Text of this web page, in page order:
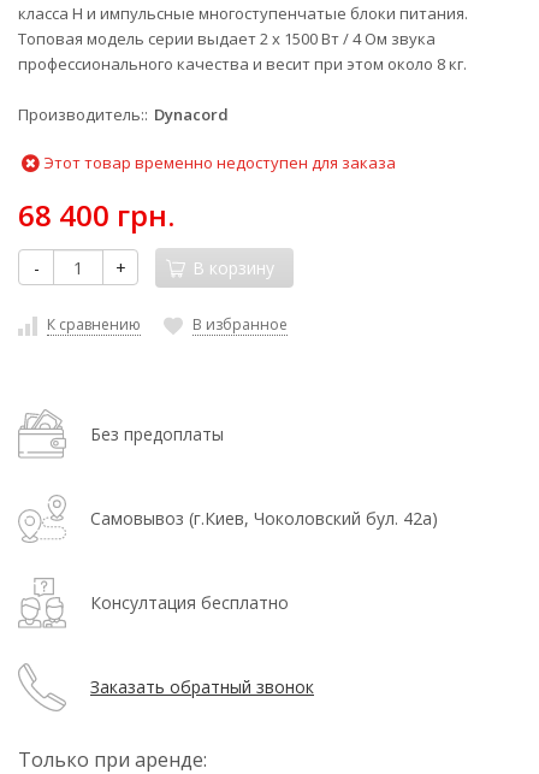
класса H и импульсные многоступенчатые блоки питания.
Топовая модель серии выдает 2 x 1500 Вт / 4 Ом звука
профессионального качества и весит при этом около 8 кг.
Производитель: Dynacord
Этот товар временно недоступен для заказа
68 400 грн.
- + В корзину
К сравнению В избранное
Без предоплаты
Самовывоз (г.Киев, Чоколовский бул. 42а)
Консултация бесплатно
Заказать обратный звонок
Только при аренде: